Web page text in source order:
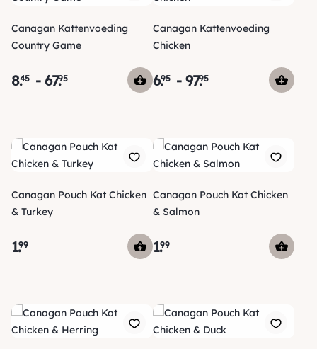
Canagan Kattenvoeding
Country Game
8.45 - 67.95
Canagan Kattenvoeding
Chicken
6.95 - 97.95
Canagan Pouch Kat Chicken
& Turkey
1.99
Canagan Pouch Kat Chicken
& Salmon
1.99